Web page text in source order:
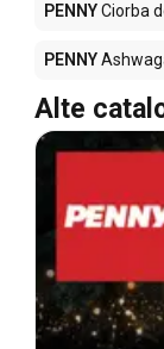
PENNYCiorba
PENNY
Alte